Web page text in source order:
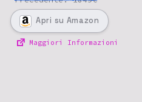
Apri su Amazon
Maggiori Informazioni